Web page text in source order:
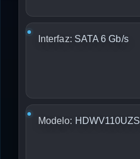
Interfaz: SATA 6 Gb/s
Modelo: